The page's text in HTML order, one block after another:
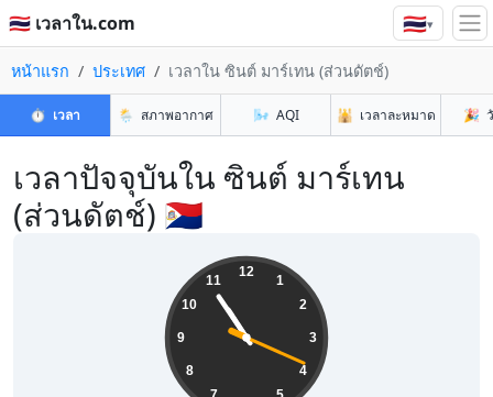
🇹🇭 เวลาใน.com 🇹🇭▾
หน้าแรก ประเทศ เวลาใน ซินต์ มาร์เทน (ส่วนดัตช์)
⏱️ เวลา 🌦️ สภาพอากาศ 🌬️ AQI 🕌 เวลาละหมาด 🎉
เวลาปัจจุบันใน ซินต์ มาร์เทน
(ส่วนดัตช์) 🇸🇽
12
1
2
3
4
8
9
10
11